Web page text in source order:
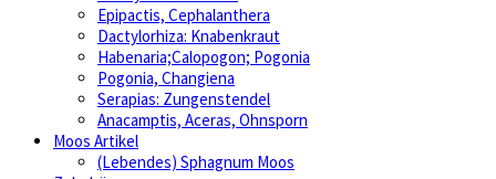
Epipactis, Cephalanthera
Dactylorhiza: Knabenkraut
Habenaria;Calopogon; Pogonia
Pogonia, Changiena
Serapias: Zungenstendel
Anacamptis, Aceras, Ohnsporn
Moos Artikel
(Lebendes) Sphagnum Moos